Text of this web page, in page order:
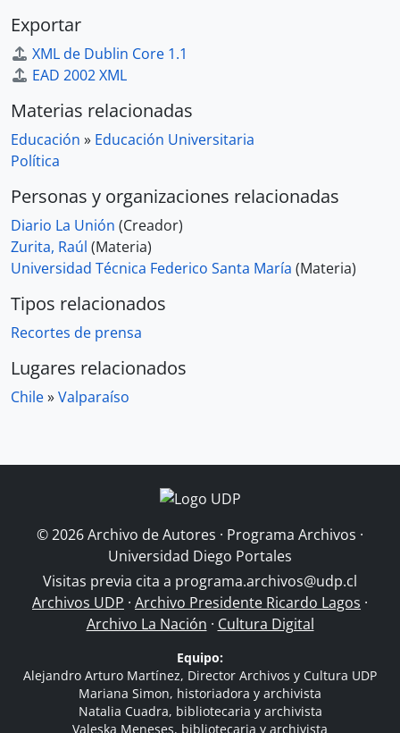
Exportar
XML de Dublin Core 1.1
EAD 2002 XML
Materias relacionadas
Educación » Educación Universitaria
Política
Personas y organizaciones relacionadas
Diario La Unión (Creador)
Zurita, Raúl (Materia)
Universidad Técnica Federico Santa María (Materia)
Tipos relacionados
Recortes de prensa
Lugares relacionados
Chile»Valparaíso
© 2026 Archivo de Autores · Programa Archivos ·
Universidad Diego Portales
Visitas previa cita a programa.archivos@udp.cl
Archivos UDP · Archivo Presidente Ricardo Lagos ·
Archivo La Nación · Cultura Digital
Equipo:
Alejandro Arturo Martínez, Director Archivos y Cultura UDP
Mariana Simon, historiadora y archivista
Natalia Cuadra, bibliotecaria y archivista
Valeska Meneses, bibliotecaria y archivista